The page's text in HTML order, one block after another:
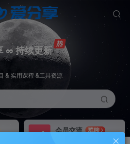
∞ 持续更新
& 实用课程 &工具资源
会员交流
群聊